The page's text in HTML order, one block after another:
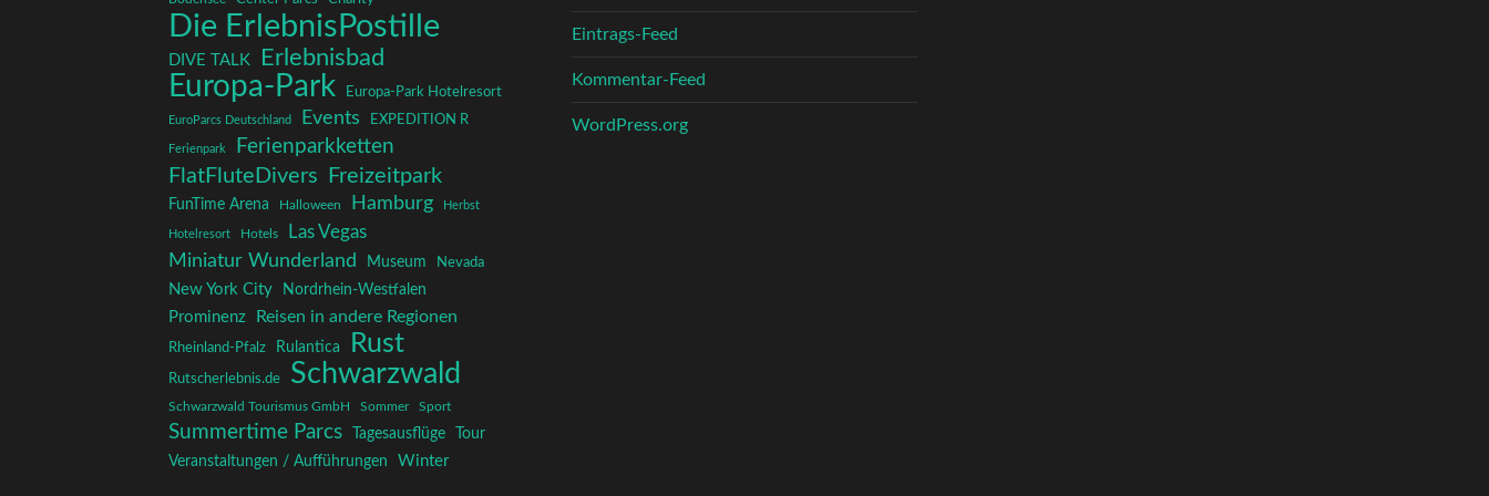
Die ErlebnisPostille
DIVE TALK Erlebnisbad
Europa-Park Europa-Park Hotelresort
EuroParcs Deutschland Events EXPEDITION R
Ferienpark Ferienparkketten
FlatFluteDivers Freizeitpark
FunTime Arena Halloween Hamburg Herbst
Hotelresort Hotels
Las Vegas
Miniatur Wunderland
Museum Nevada
New York City Nordrhein-Westfalen
Prominenz Reisen in andere Regionen
Rheinland-Pfalz Rulantica Rust
Rutscherlebnis.de Schwarzwald
Schwarzwald Tourismus GmbH Sommer Sport
Summertime Parcs Tagesausflüge
Tour
Veranstaltungen / Aufführungen
Winter
Eintrags-Feed
Kommentar-Feed
WordPress.org